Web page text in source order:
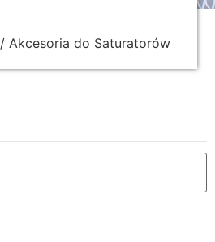
/ Akcesoria do Saturatorów